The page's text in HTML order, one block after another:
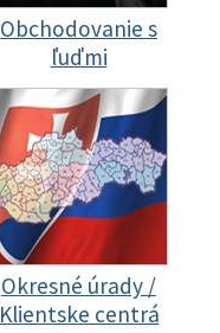
Obchodovanie s
ľuďmi
Okresné úrady /
Klientske centrá